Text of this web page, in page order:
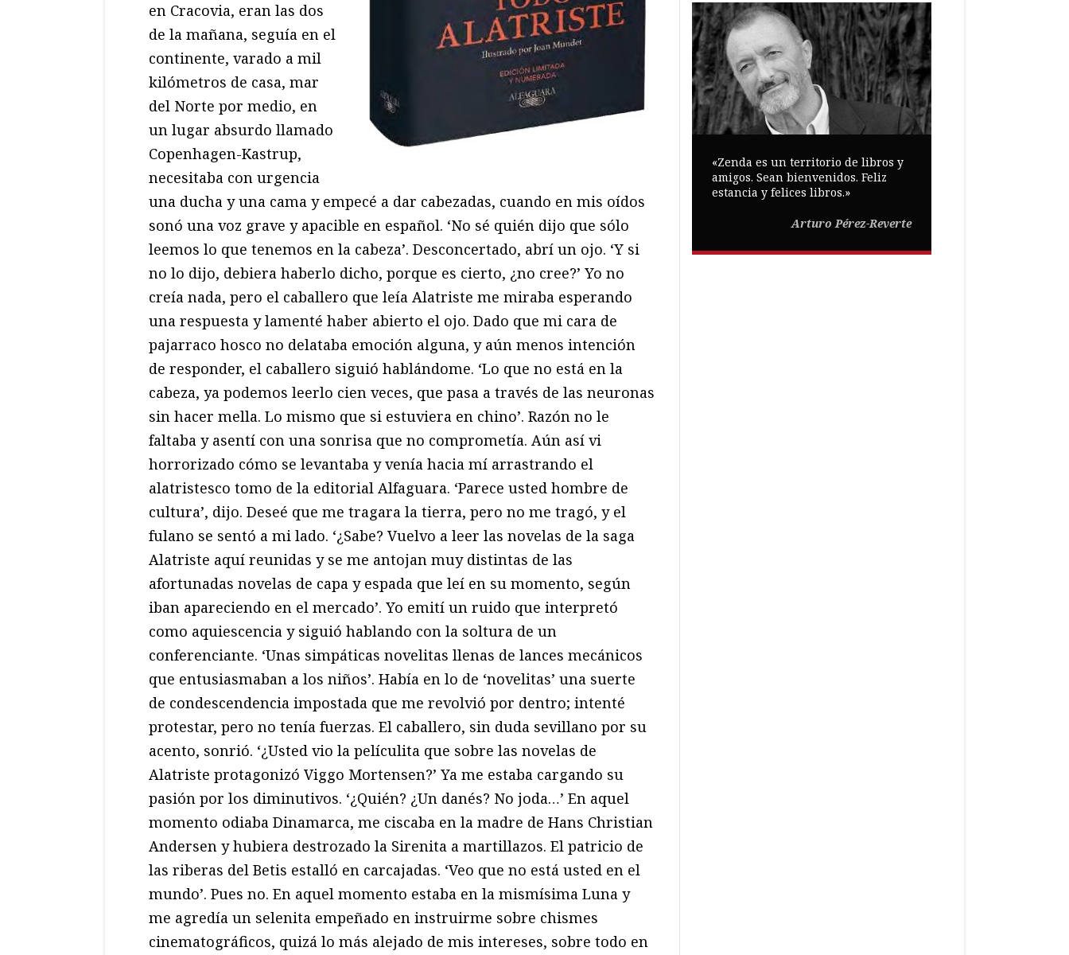
en Cracovia, eran las dos
de la mañana, seguía en el
continente, varado a mil
kilómetros de casa, mar
del Norte por medio, en
un lugar absurdo llamado
Copenhagen-Kastrup,
necesitaba con urgencia
una ducha y una cama y empecé a dar cabezadas, cuando en mis oídos
sonó una voz grave y apacible en español. ‘No sé quién dijo que sólo
leemos lo que tenemos en la cabeza’. Desconcertado, abrí un ojo. ‘Y si
no lo dijo, debiera haberlo dicho, porque es cierto, ¿no cree?’ Yo no
creía nada, pero el caballero que leía Alatriste me miraba esperando
una respuesta y lamenté haber abierto el ojo. Dado que mi cara de
pajarraco hosco no delataba emoción alguna, y aún menos intención
de responder, el caballero siguió hablándome. ‘Lo que no está en la
cabeza, ya podemos leerlo cien veces, que pasa a través de las neuronas
sin hacer mella. Lo mismo que si estuviera en chino’. Razón no le
faltaba y asentí con una sonrisa que no comprometía. Aún así vi
horrorizado cómo se levantaba y venía hacia mí arrastrando el
alatristesco tomo de la editorial Alfaguara. ‘Parece usted hombre de
cultura’, dijo. Deseé que me tragara la tierra, pero no me tragó, y el
fulano se sentó a mi lado. ‘¿Sabe? Vuelvo a leer las novelas de la saga
Alatriste aquí reunidas y se me antojan muy distintas de las
afortunadas novelas de capa y espada que leí en su momento, según
iban apareciendo en el mercado’. Yo emití un ruido que interpretó
como aquiescencia y siguió hablando con la soltura de un
conferenciante. ‘Unas simpáticas novelitas llenas de lances mecánicos
que entusiasmaban a los niños’. Había en lo de ‘novelitas’ una suerte
de condescendencia impostada que me revolvió por dentro; intenté
protestar, pero no tenía fuerzas. El caballero, sin duda sevillano por su
acento, sonrió. ‘¿Usted vio la películita que sobre las novelas de
Alatriste protagonizó Viggo Mortensen?’ Ya me estaba cargando su
pasión por los diminutivos. ‘¿Quién? ¿Un danés? No joda…’ En aquel
momento odiaba Dinamarca, me ciscaba en la madre de Hans Christian
Andersen y hubiera destrozado la Sirenita a martillazos. El patricio de
las riberas del Betis estalló en carcajadas. ‘Veo que no está usted en el
mundo’. Pues no. En aquel momento estaba en la mismísima Luna y
me agredía un selenita empeñado en instruirme sobre chismes
cinematográficos, quizá lo más alejado de mis intereses, sobre todo en
«Zenda es un territorio de libros y
amigos. Sean bienvenidos. Feliz
estancia y felices libros.»
Arturo Pérez-Reverte